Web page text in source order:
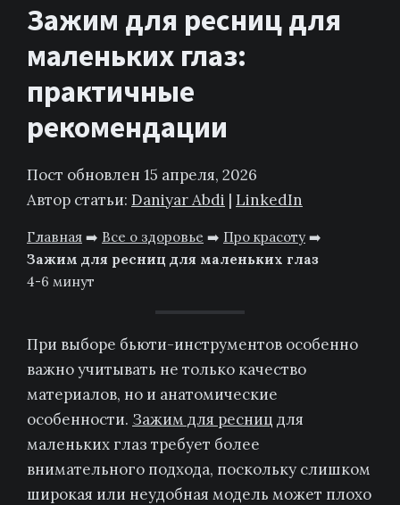
Зажим для ресниц для
маленьких глаз:
практичные
рекомендации
Пост обновлен 15 апреля, 2026
Автор статьи: Daniyar Abdi | LinkedIn
Главная ➡️ Все о здоровье ➡️ Про красоту ➡️
Зажим для ресниц для маленьких глаз
4-6 минут
При выборе бьюти-инструментов особенно
важно учитывать не только качество
материалов, но и анатомические
особенности. Зажим для ресниц для
маленьких глаз требует более
внимательного подхода, поскольку слишком
широкая или неудобная модель может плохо